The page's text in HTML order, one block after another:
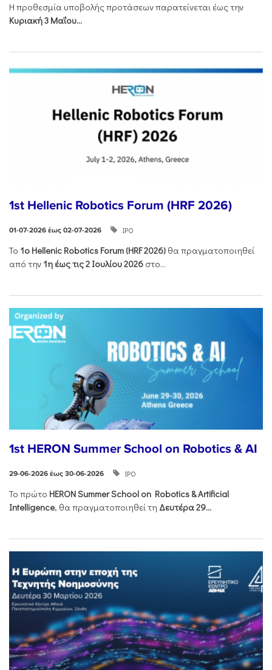
Η προθεσμία υποβολής προτάσεων παρατείνεται έως την
Κυριακή 3 Μαΐου...
1st Hellenic Robotics Forum (HRF 2026)
01-07-2026 έως 02-07-2026 ΙΡΟ
Το 1ο Hellenic Robotics Forum (HRF2026) θα πραγματοποιηθεί
από την 1η έως τις 2 Ιουλίου 2026 στο...
1st HERON Summer School on Robotics & AI
29-06-2026 έως 30-06-2026 ΙΡΟ
Το πρώτο HERONSummerSchool on Robotics &Artificial
Intelligence, θα πραγματοποιηθεί τη Δευτέρα 29...